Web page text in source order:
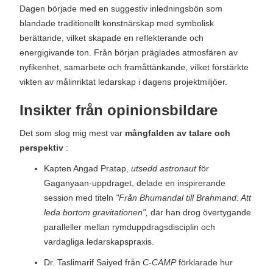
Dagen började med en suggestiv inledningsbön som
blandade traditionellt konstnärskap med symbolisk
berättande, vilket skapade en reflekterande och
energigivande ton. Från början präglades atmosfären av
nyfikenhet, samarbete och framåttänkande, vilket förstärkte
vikten av målinriktat ledarskap i dagens projektmiljöer.
Insikter från opinionsbildare
Det som slog mig mest var mångfalden av talare och
perspektiv :
Kapten Angad Pratap,utsedd astronautför
Gaganyaan-uppdraget, delade en inspirerande
session med titeln "Från Bhumandal till Brahmand: Att
leda bortom gravitationen", där han drog övertygande
paralleller mellan rymduppdragsdisciplin och
vardagliga ledarskapspraxis.
Dr. Taslimarif Saiyed frånC-CAMPförklarade hur